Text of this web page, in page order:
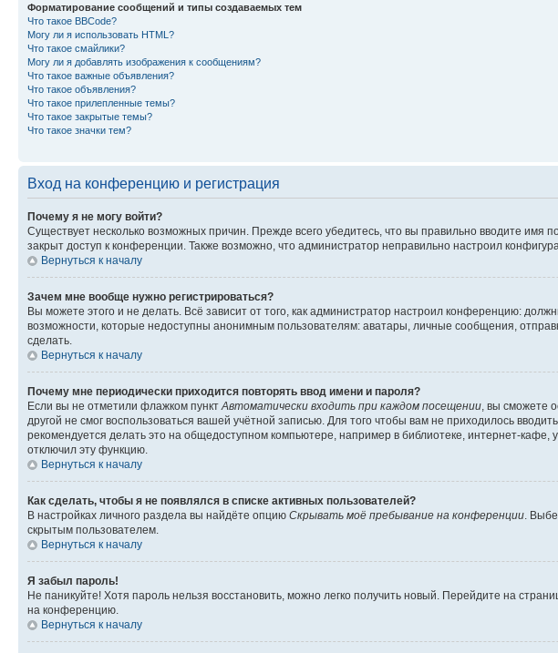
Форматирование сообщений и типы создаваемых тем
Что такое BBCode?
Могу ли я использовать HTML?
Что такое смайлики?
Могу ли я добавлять изображения к сообщениям?
Что такое важные объявления?
Что такое объявления?
Что такое прилепленные темы?
Что такое закрытые темы?
Что такое значки тем?
Вход на конференцию и регистрация
Почему я не могу войти?
Существует несколько возможных причин. Прежде всего убедитесь, что вы правильно вводите
закрыт доступ к конференции. Также возможно, что администратор неправильно настроил
Вернуться к началу
Зачем мне вообще нужно регистрироваться?
Вы можете этого и не делать. Всё зависит от того, как администратор настроил конференцию:
возможности, которые недоступны анонимным пользователям: аватары, личные сообщения,
сделать.
Вернуться к началу
Почему мне периодически приходится повторять ввод имени и пароля?
Если вы не отметили флажком пункт Автоматически входить при каждом посещении , вы сможете
другой не смог воспользоваться вашей учётной записью. Для того чтобы вам не приходилось
рекомендуется делать это на общедоступном компьютере, например в библиотеке, интернет-кафе,
отключил эту функцию.
Вернуться к началу
Как сделать, чтобы я не появлялся в списке активных пользователей?
В настройках личного раздела вы найдёте опцию Скрывать моё пребывание на конференции .
скрытым пользователем.
Вернуться к началу
Я забыл пароль!
Не паникуйте! Хотя пароль нельзя восстановить, можно легко получить новый. Перейдите на
на конференцию.
Вернуться к началу